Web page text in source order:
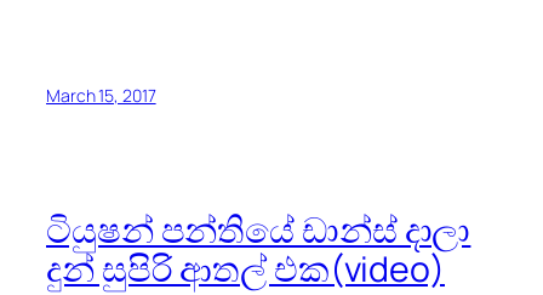
March 15, 2017
ටියුෂන් පන්තියේ ඩාන්ස් දාලා
දුන් සුපිරි ආතල් එක(video)